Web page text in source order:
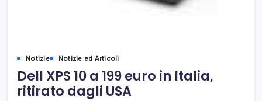
Notizie Notizie ed Articoli
Dell XPS 10 a 199 euro in Italia,
ritirato dagli USA